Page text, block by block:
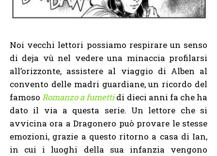
Noi vecchi lettori possiamo respirare un senso
di deja vù nel vedere una minaccia profilarsi
all’orizzonte, assistere al viaggio di Alben al
convento delle madri guardiane, un ricordo del
famoso Romanzo a fumettidi dieci anni fa che ha
dato il via a questa serie. Un lettore che si
avvicina ora a Dragonero può provare le stesse
emozioni, grazie a questo ritorno a casa di Ian,
in cui i luoghi della sua infanzia vengono